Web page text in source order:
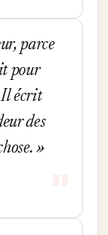
parce
pour
écrit
des